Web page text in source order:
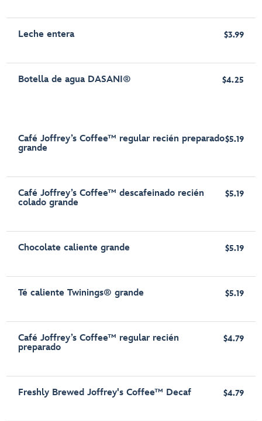
Leche entera $3.99
Botella de agua DASANI® $4.25
Café Joffrey’s Coffee™ regular recién preparado
grande
$5.19
Café Joffrey’s Coffee™ descafeinado recién
colado grande
$5.19
Chocolate caliente grande $5.19
Té caliente Twinings® grande $5.19
Café Joffrey’s Coffee™ regular recién
preparado
$4.79
Freshly Brewed Joffrey's Coffee™ Decaf $4.79